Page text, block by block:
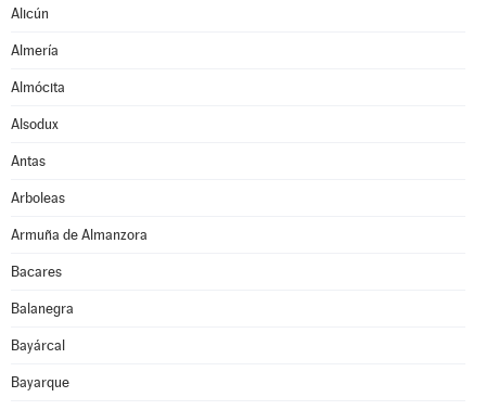
Alicún
Almería
Almócita
Alsodux
Antas
Arboleas
Armuña de Almanzora
Bacares
Balanegra
Bayárcal
Bayarque